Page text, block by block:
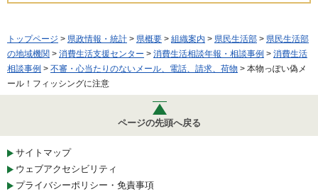
トップページ > 県政情報・統計 > 県概要 > 組織案内 > 県民生活部 > 県民生活部
の地域機関 > 消費生活支援センター > 消費生活相談年報・相談事例 > 消費生活
相談事例 > 不審・心当たりのないメール、電話、請求、荷物 > 本物っぽい偽メ
ール！フィッシングに注意
ページの先頭へ戻る
サイトマップ
ウェブアクセシビリティ
プライバシーポリシー・免責事項